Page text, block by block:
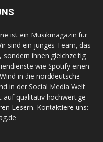
ist ein Musikmagazin für
sind ein junges Team, das
ihnen gleichzeitig
wie Spotify einen
in die norddeutsche
in der Social Media Welt
auf qualitativ hochwertige
Lesern. Kontaktiere uns: